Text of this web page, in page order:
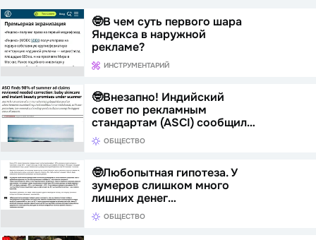
🤓В чем суть первого шара
Яндекса в наружной
рекламе?
ИНСТРУМЕНТАРИЙ
🤓Внезапно! Индийский
совет по рекламным
стандартам (ASCI) сообщил…
ОБЩЕСТВО
🤓Любопытная гипотеза. У
зумеров слишком много
лишних денег…
ОБЩЕСТВО